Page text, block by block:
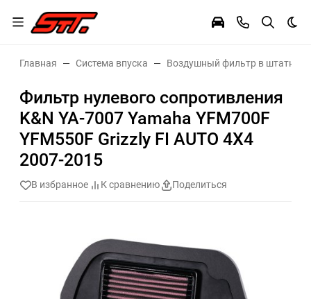
Главная Система впуска Воздушный фильтр в штатное
Фильтр нулевого сопротивления
K&N YA-7007 Yamaha YFM700F
YFM550F Grizzly FI AUTO 4X4
2007-2015
В избранное К сравнению Поделиться